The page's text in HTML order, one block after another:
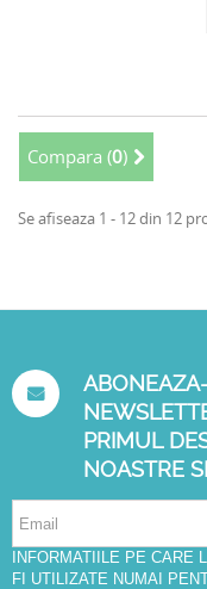
Compara (0)
Se afiseaza 1 - 12 din 12
PRIMUL
NOASTRE
INFORMATIILE PE CARE
FI UTILIZATE NUMAI